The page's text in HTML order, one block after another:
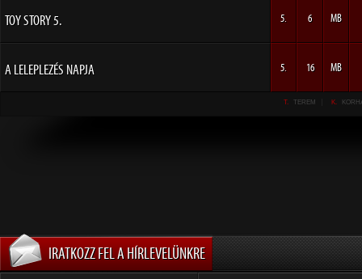
TOY STORY 5. 5. 6 MB
A LELEPLEZÉS NAPJA 5. 16 MB
T. TEREM K.
IRATKOZZ FEL A HÍRLEVELÜNKRE